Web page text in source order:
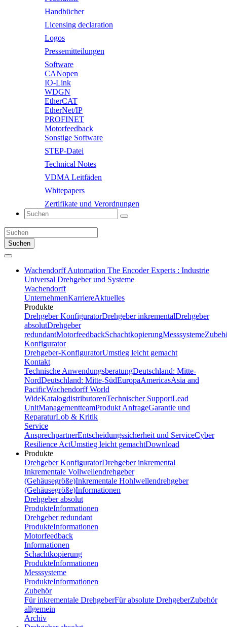
Handbücher
Licensing declaration
Logos
Pressemitteilungen
Software
CANopen
IO-Link
WDGN
EtherCAT
EtherNet/IP
PROFINET
Motorfeedback
Sonstige Software
STEP-Datei
Technical Notes
VDMA Leitfäden
Whitepapers
Zertifikate und Verordnungen
Suchen
Wachendorff Automation The Encoder Experts : Industrie
Universal Drehgeber und Systeme
Wachendorff
UnternehmenKarriereAktuelles
Produkte
Drehgeber KonfiguratorDrehgeber inkrementalDrehgeber
absolutDrehgeber
redundantMotorfeedbackSchachtkopierungMesssysteme
Konfigurator
Drehgeber-KonfiguratorUmstieg leicht gemacht
Kontakt
Technische AnwendungsberatungDeutschland: Mitte-
NordDeutschland: Mitte-SüdEuropaAmericasAsia and
PacificWachendorff World
WideKatalogdistributorenTechnischer SupportLead
UnitManagementteamProdukt AnfrageGarantie und
ReparaturLob & Kritik
Service
AnsprechpartnerEntscheidungssicherheit und ServiceCyber
Resilience ActUmstieg leicht gemachtDownload
Produkte
Drehgeber KonfiguratorDrehgeber inkremental
Inkrementale Vollwellendrehgeber
(Gehäusegröße)Inkrementale Hohlwellendrehgeber
(Gehäusegröße)Informationen
Drehgeber absolut
ProdukteInformationen
Drehgeber redundant
ProdukteInformationen
Motorfeedback
Informationen
Schachtkopierung
ProdukteInformationen
Messsysteme
ProdukteInformationen
Zubehör
Für inkrementale DrehgeberFür absolute DrehgeberZubehör
allgemein
Archiv